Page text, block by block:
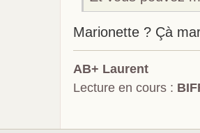
Marionette ? Çà
AB+ Laurent
Lecture en cours :